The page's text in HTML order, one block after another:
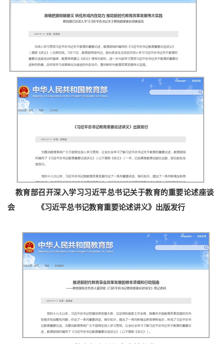
教育部召开深入学习习近平总书记关于教育的重要论述座谈
会
《习近平总书记教育重要论述讲义》出版发行